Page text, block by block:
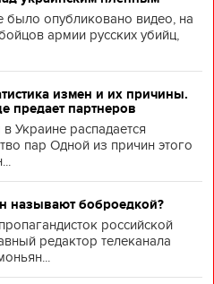
было опубликовано видео, на
армии русских убийц,
измен и их причины.
предает партнеров
Украине распадается
пар Одной из причин этого
называют боброедкой?
российской
редактор телеканала